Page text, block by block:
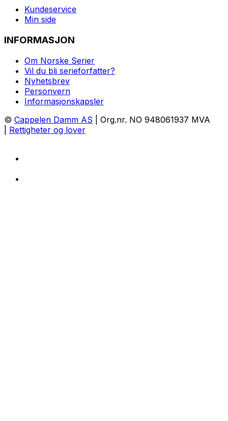
Kundeservice
Min side
INFORMASJON
Om Norske Serier
Vil du bli serieforfatter?
Nyhetsbrev
Personvern
Informasjonskapsler
© Cappelen Damm AS | Org.nr. NO 948061937 MVA
Rettigheter og lover